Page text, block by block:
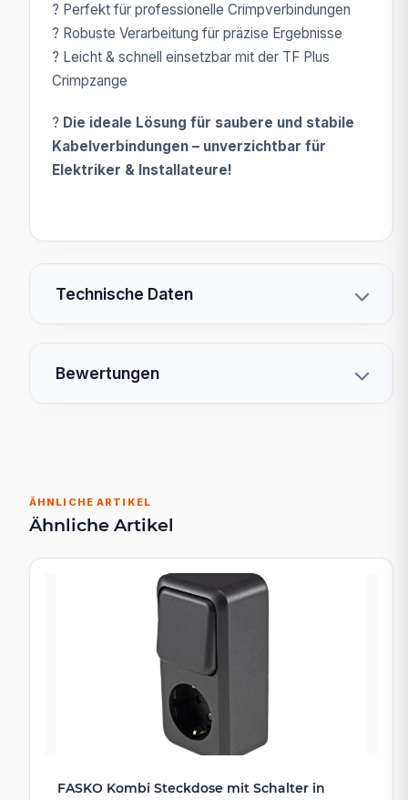
? Perfekt für professionelle Crimpverbindungen
? Robuste Verarbeitung für präzise Ergebnisse
? Leicht & schnell einsetzbar mit der TF Plus
Crimpzange
? Die ideale Lösung für saubere und stabile
Kabelverbindungen – unverzichtbar für
Elektriker & Installateure!
Technische Daten
Bewertungen
ÄHNLICHE ARTIKEL
Ähnliche Artikel
FASKO Kombi Steckdose mit Schalter in